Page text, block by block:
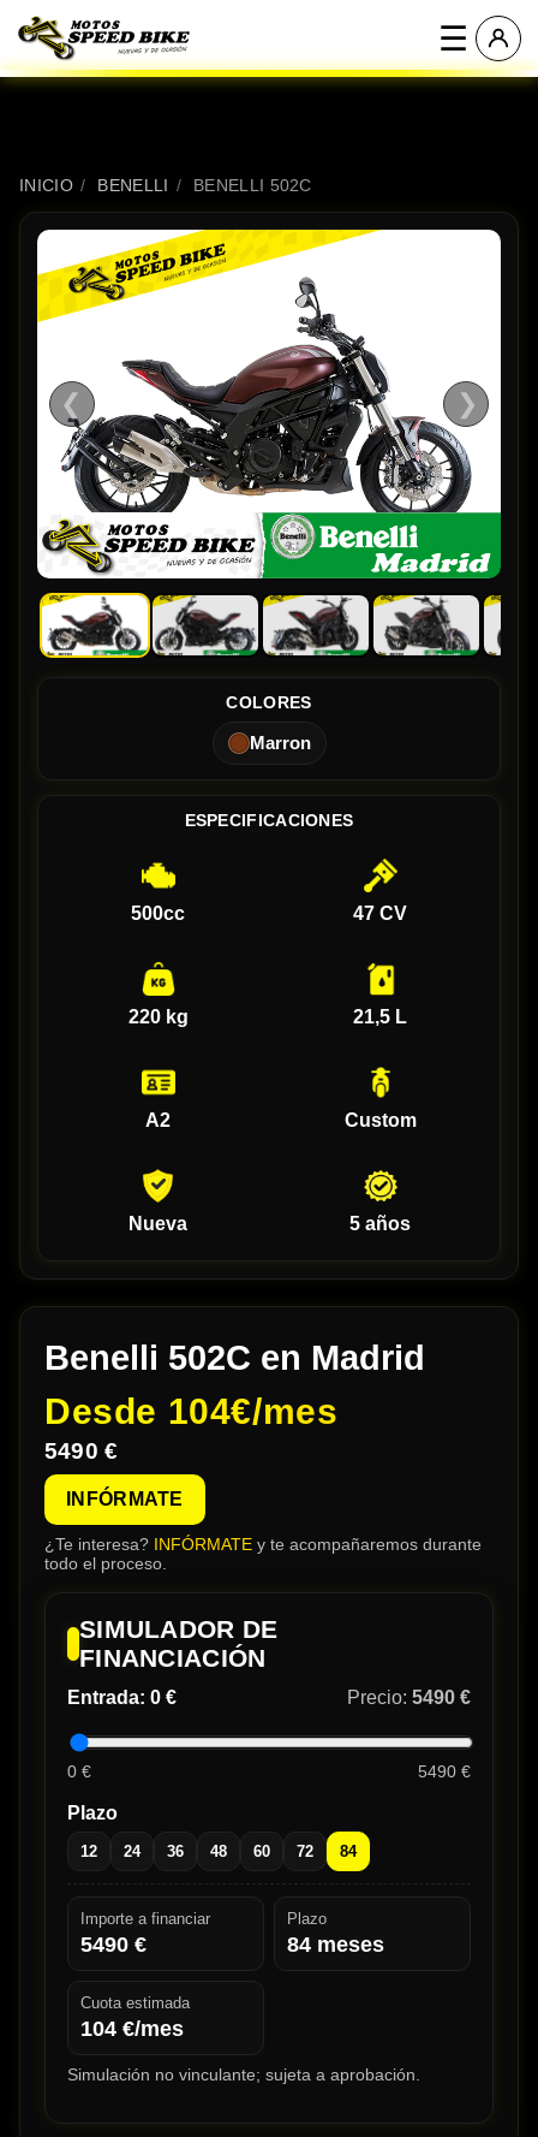
☰
INICIO / BENELLI / BENELLI 502C
❮ ❯
COLORES
Marron
ESPECIFICACIONES
500cc 47 CV
220 kg 21,5 L
A2 Custom
Nueva 5 años
Benelli 502C en Madrid
Desde 104€/mes
5490 €
INFÓRMATE
¿Te interesa? INFÓRMATE y te acompañaremos durante
todo el proceso.
SIMULADOR DE
FINANCIACIÓN
Entrada: 0 € Precio: 5490 €
0 € 5490 €
Plazo
12 24 36 48 60 72 84
Importe a financiar
5490 €
Plazo
84 meses
Cuota estimada
104 €/mes
Simulación no vinculante; sujeta a aprobación.